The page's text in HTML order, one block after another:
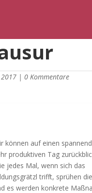
| 0 Kommentare
können auf einen
produktiven Tag
jedes Mal, wenn sich das
trifft, sprühen
es werden konkrete